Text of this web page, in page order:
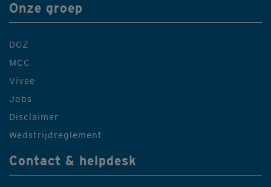
Onze groep
DGZ
MCC
Vivee
Jobs
Disclaimer
Wedstrijdreglement
Contact & helpdesk